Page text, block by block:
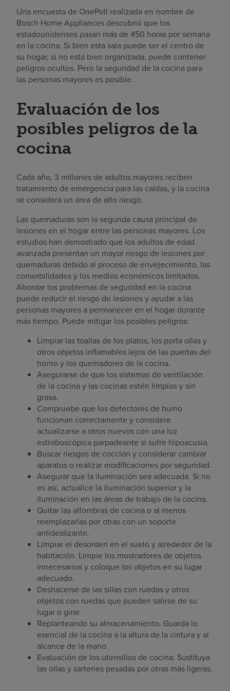
Una encuesta de OnePoll realizada en nombre de
Bosch Home Appliances descubrió que los
estadounidenses pasan más de 450 horas por semana
en la cocina. Si bien esta sala puede ser el centro de
su hogar, si no está bien organizada, puede contener
peligros ocultos. Pero la seguridad de la cocina para
las personas mayores es posible.
Evaluación de los
posibles peligros de la
cocina
Cada año, 3 millones de adultos mayores reciben
tratamiento de emergencia para las caídas, y la cocina
se considera un área de alto riesgo.
Las quemaduras son la segunda causa principal de
lesiones en el hogar entre las personas mayores. Los
estudios han demostrado que los adultos de edad
avanzada presentan un mayor riesgo de lesiones por
quemaduras debido al proceso de envejecimiento, las
comorbilidades y los medios económicos limitados.
Abordar los problemas de seguridad en la cocina
puede reducir el riesgo de lesiones y ayudar a las
personas mayores a permanecer en el hogar durante
más tiempo. Puede mitigar los posibles peligros:
Limpiar las toallas de los platos, los porta ollas y
otros objetos inflamables lejos de las puertas del
horno y los quemadores de la cocina.
Asegurarse de que los sistemas de ventilación
de la cocina y las cocinas estén limpios y sin
grasa.
Compruebe que los detectores de humo
funcionan correctamente y considere
actualizarse a otros nuevos con una luz
estroboscópica parpadeante si sufre hipoacusia.
Buscar riesgos de cocción y considerar cambiar
aparatos o realizar modificaciones por seguridad.
Asegurar que la iluminación sea adecuada. Si no
es así, actualice la iluminación superior y la
iluminación en las áreas de trabajo de la cocina.
Quitar las alfombras de cocina o al menos
reemplazarlas por otras con un soporte
antideslizante.
Limpiar el desorden en el suelo y alrededor de la
habitación. Limpie los mostradores de objetos
innecesarios y coloque los objetos en su lugar
adecuado.
Deshacerse de las sillas con ruedas y otros
objetos con ruedas que pueden salirse de su
lugar o girar.
Replanteando su almacenamiento. Guarda lo
esencial de la cocina a la altura de la cintura y al
alcance de la mano.
Evaluación de los utensilios de cocina. Sustituya
las ollas y sartenes pesadas por otras más ligeras.